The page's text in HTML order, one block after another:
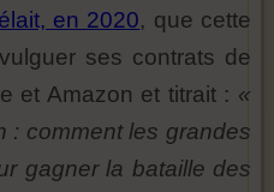
en 2020, que cette
ses contrats de
et Amazon et titrait : «
: comment les grandes
gagner la bataille des